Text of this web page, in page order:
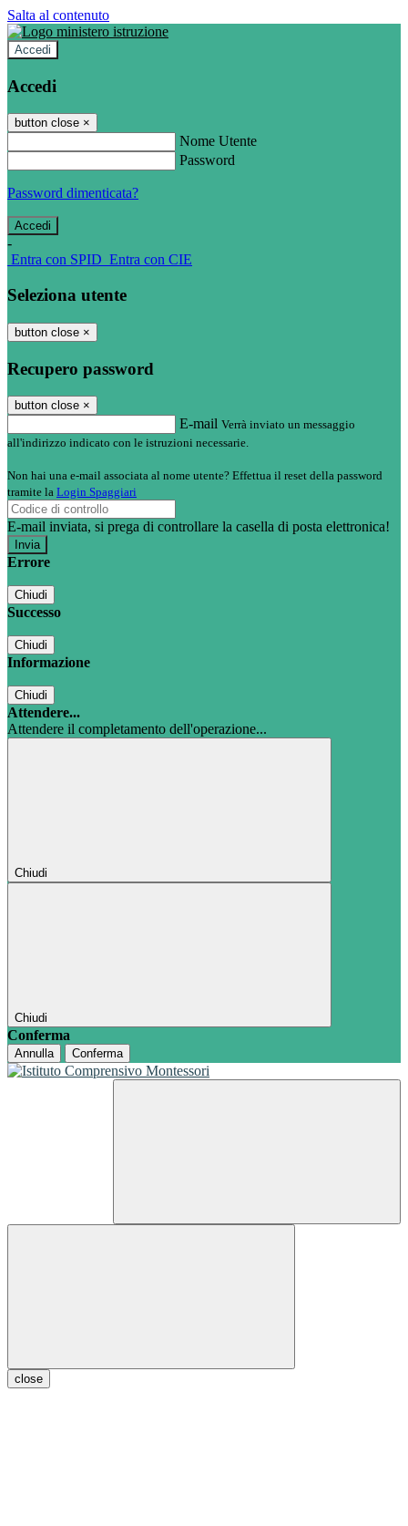
Salta al contenuto
Accedi
Accedi
button close ×
Nome Utente
Password
Password dimenticata?
-
Entra con SPID Entra con CIE
Seleziona utente
button close ×
Recupero password
button close ×
E-mail Verrà inviato un messaggio
all'indirizzo indicato con le istruzioni necessarie.
Non hai una e-mail associata al nome utente? Effettua il reset della password
tramite la Login Spaggiari
E-mail inviata, si prega di controllare la casella di posta elettronica!
Errore
Chiudi
Successo
Chiudi
Informazione
Chiudi
Attendere...
Attendere il completamento dell'operazione...
Chiudi
Chiudi
Conferma
Annulla Conferma
close